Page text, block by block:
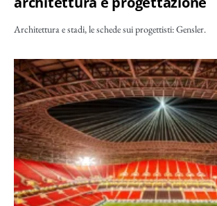
Architettura e stadi, le schede sui progettisti: Gensler.